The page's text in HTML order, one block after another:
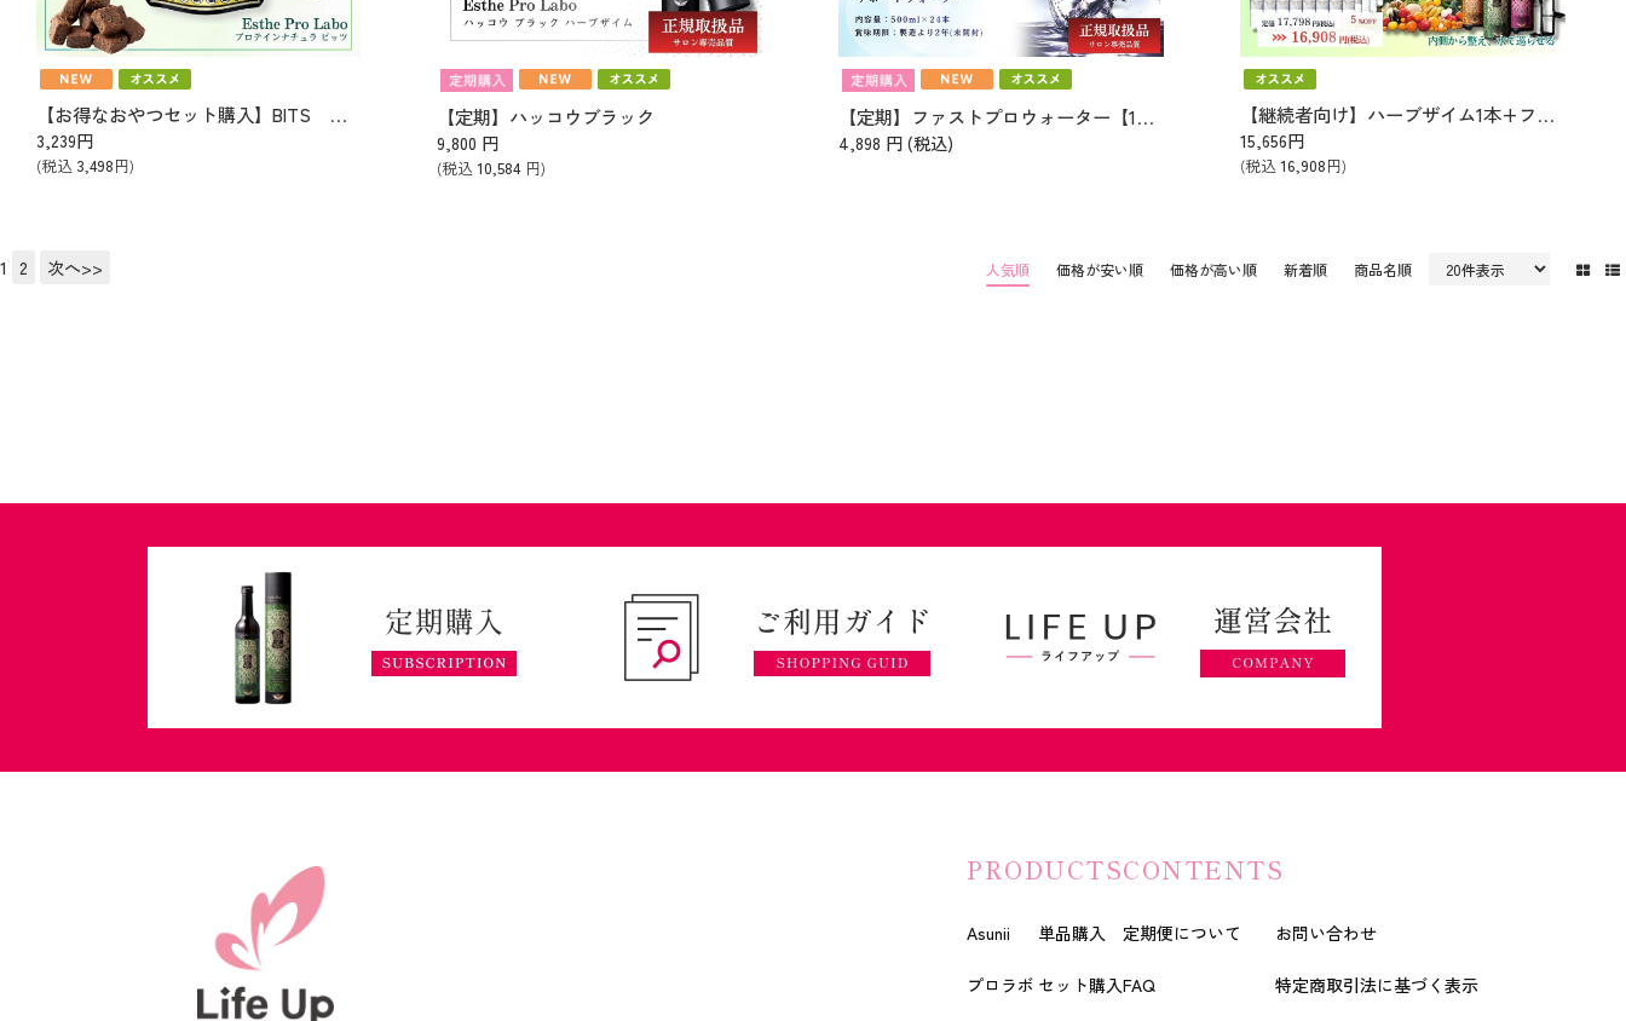
【お得なおやつセット購入】BITS プロテインナチュラ【食べやすいひと口タイプ3袋】
3,239円
(税込 3,498円)
【定期】ハッコウブラック
9,800 円
(税込10,584円)
【定期】ファストプロウォーター【1箱】（500㎖×24本）
4,898 円 (税込)
【継続者向け】ハーブザイム1本+ファストプロウォーター1箱（500㎖）
15,656円
(税込16,908円)
人気順 価格が安い順 価格が高い順 新着順 商品名順
1 2 次へ>>
PRODUCTS
Asunii
プロラボ
単品購入
セット購入
CONTENTS
定期便について
FAQ
お問い合わせ
特定商取引法に基づく表示